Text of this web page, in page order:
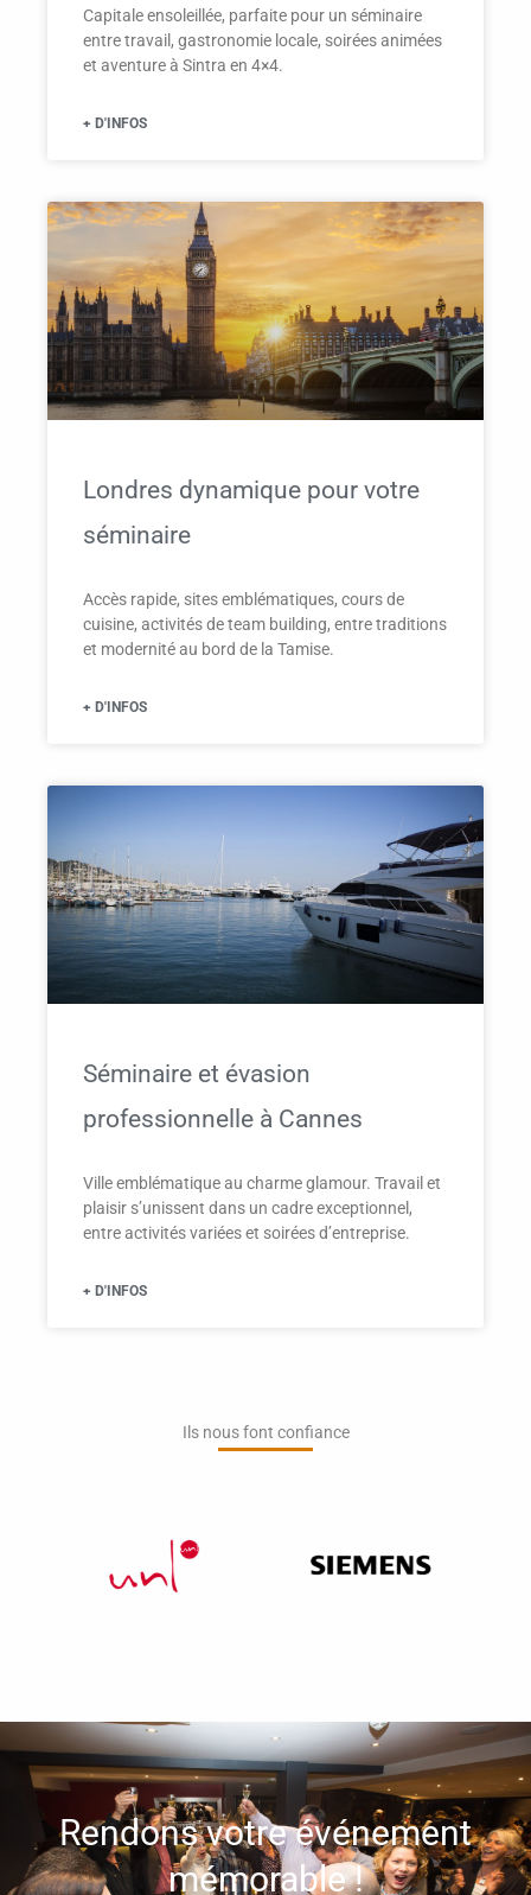
Capitale ensoleillée, parfaite pour un séminaire
entre travail, gastronomie locale, soirées animées
et aventure à Sintra en 4×4.
+ D'INFOS
Londres dynamique pour votre
séminaire
Accès rapide, sites emblématiques, cours de
cuisine, activités de team building, entre traditions
et modernité au bord de la Tamise.
+ D'INFOS
Séminaire et évasion
professionnelle à Cannes
Ville emblématique au charme glamour. Travail et
plaisir s’unissent dans un cadre exceptionnel,
entre activités variées et soirées d’entreprise.
+ D'INFOS
Ils nous font confiance​
Rendons votre événement
mémorable !